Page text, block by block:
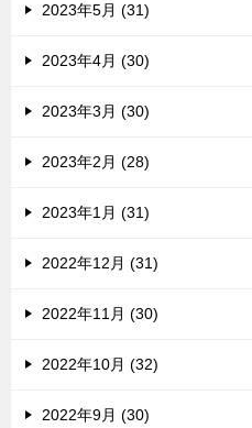
2023年5月 (31)
2023年4月 (30)
2023年3月 (30)
2023年2月 (28)
2023年1月 (31)
2022年12月 (31)
2022年11月 (30)
2022年10月 (32)
2022年9月 (30)